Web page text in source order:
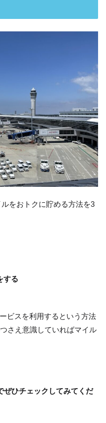
をおトクに貯める方法を3
する
ビスを利用するという方法
さえ意識していればマイル
ぜひチェックしてみてくだ